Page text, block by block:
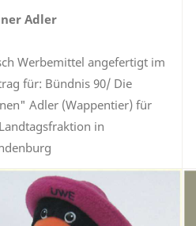
Adler
Werbemittel angefertigt im
für: Bündnis 90/ Die
Adler (Wappentier) für
in